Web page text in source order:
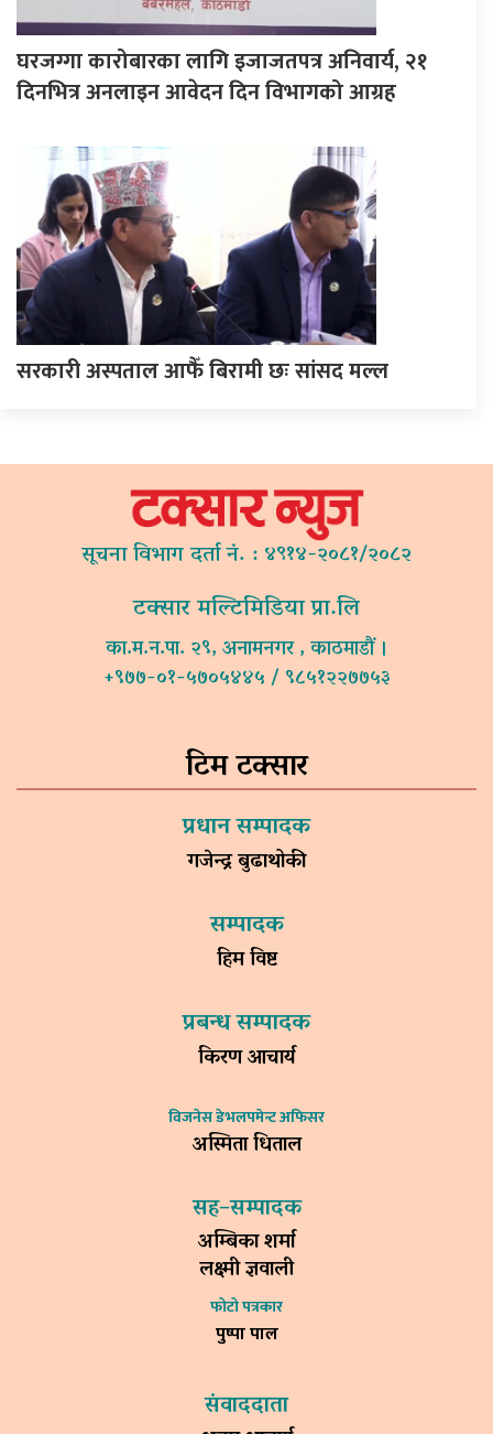
घरजग्गा कारोबारका लागि इजाजतपत्र अनिवार्य, २१
दिनभित्र अनलाइन आवेदन दिन विभागको आग्रह
सरकारी अस्पताल आफैँ बिरामी छः सांसद मल्ल
सूचना विभाग दर्ता नं. : ४९१४-२०८१/२०८२
टक्सार मल्टिमिडिया प्रा.लि
का.म.न.पा. २९, अनामनगर , काठमाडौं ।
+९७७-०१-५७०५४४५ / ९८५१२२७७५३
टिम टक्सार
प्रधान सम्पादक
गजेन्द्र बुढाथोकी
सम्पादक
हिम विष्ट
प्रबन्ध सम्पादक
किरण आचार्य
विजनेस डेभलपमेन्ट अफिसर
अस्मिता धिताल
सह–सम्पादक
अम्बिका शर्मा
लक्ष्मी ज्ञवाली
फोटो पत्रकार
पुष्पा पाल
संवाददाता